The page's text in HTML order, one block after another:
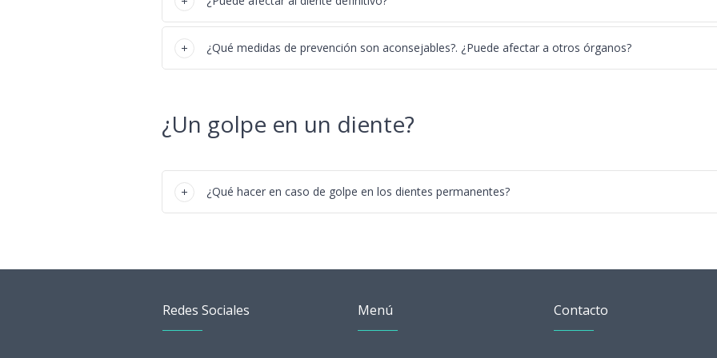
¿Qué medidas de prevención son aconsejables?. ¿Puede afectar a otros órganos?
¿Un golpe en un diente?
¿Qué hacer en caso de golpe en los dientes permanentes?
Redes Sociales Menú Contacto